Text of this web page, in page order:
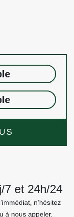
7 et 24h/24
n’hésitez
à nous appeler.